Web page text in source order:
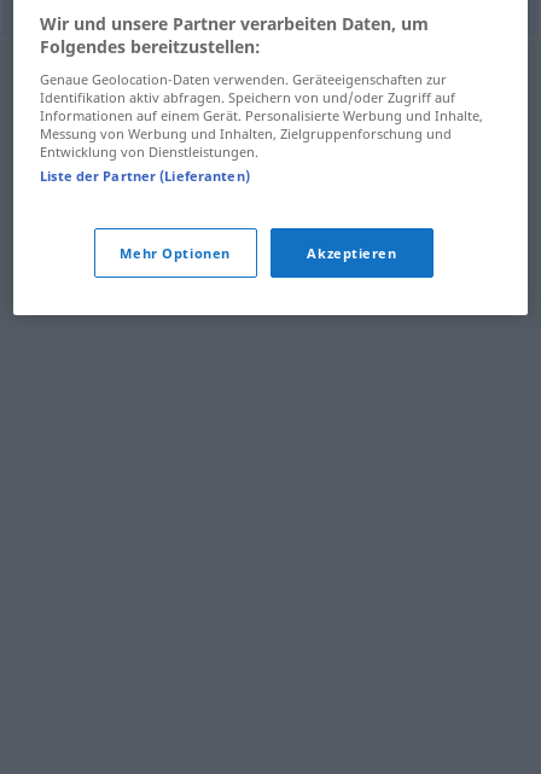
Wir und unsere Partner verarbeiten Daten, um
Folgendes bereitzustellen:
Genaue Geolocation-Daten verwenden. Geräteeigenschaften zur
Identifikation aktiv abfragen. Speichern von und/oder Zugriff auf
Informationen auf einem Gerät. Personalisierte Werbung und Inhalte,
Messung von Werbung und Inhalten, Zielgruppenforschung und
Entwicklung von Dienstleistungen.
Liste der Partner (Lieferanten)
Mehr Optionen Akzeptieren